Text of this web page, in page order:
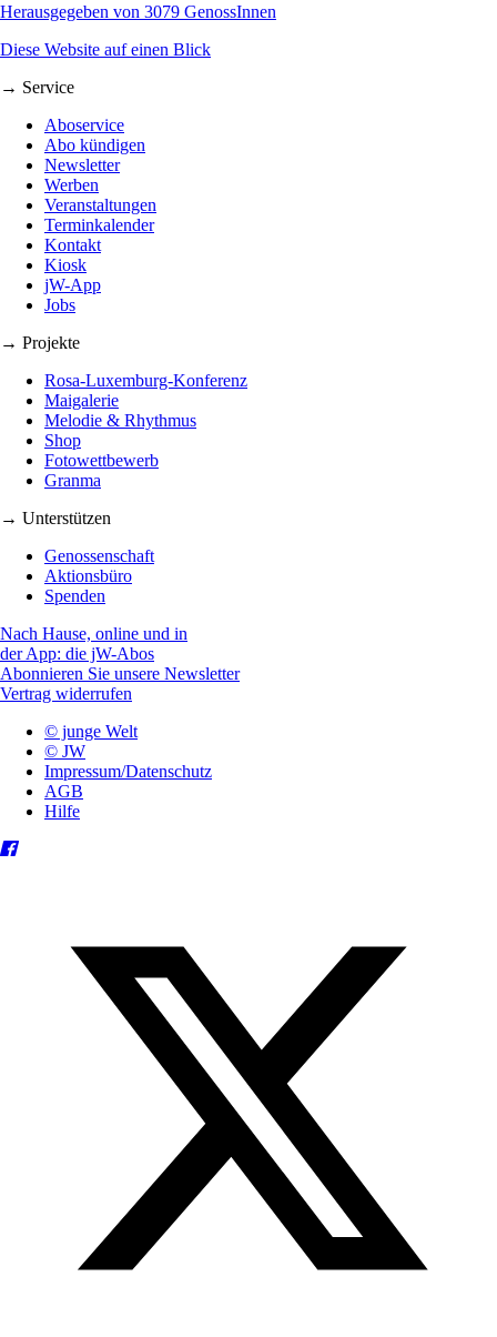
Herausgegeben von 3079 GenossInnen
Diese Website auf einen Blick
→ Service
Aboservice
Abo kündigen
Newsletter
Werben
Veranstaltungen
Terminkalender
Kontakt
Kiosk
jW-App
Jobs
→ Projekte
Rosa-Luxemburg-Konferenz
Maigalerie
Melodie & Rhythmus
Shop
Fotowettbewerb
Granma
→ Unterstützen
Genossenschaft
Aktionsbüro
Spenden
Nach Hause, online und in
der App: die jW-Abos
Abonnieren Sie unsere Newsletter
Vertrag widerrufen
© junge Welt
© JW
Impressum/Datenschutz
AGB
Hilfe